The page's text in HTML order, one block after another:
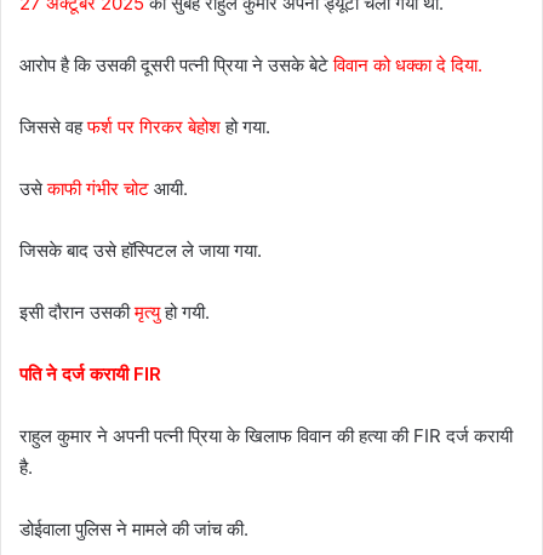
आरोप है कि उसकी दूसरी पत्नी प्रिया ने उसके बेटेविवान को धक्का दे दिया.
जिससे वहफर्श पर गिरकर बेहोशहो गया.
उसेकाफी गंभीर चोट आयी.
जिसके बाद उसे हॉस्पिटल ले जाया गया.
इसी दौरान उसकीमृत्युहो गयी.
पति ने दर्ज करायी FIR
राहुल कुमार ने अपनी पत्नी प्रिया के खिलाफ विवान की हत्या की FIR दर्ज करायी
है.
डोईवाला पुलिस ने मामले की जांच की.